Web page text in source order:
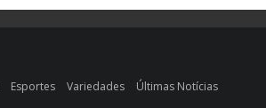
Esportes Variedades Últimas Notícias